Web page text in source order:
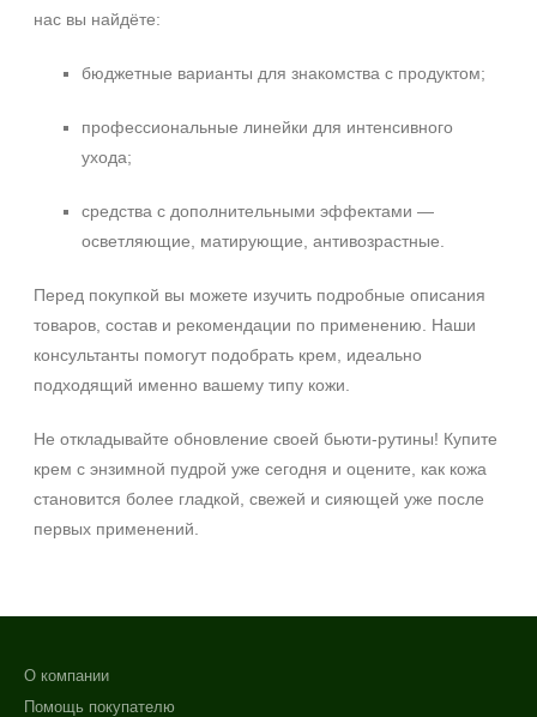
нас вы найдёте:
бюджетные варианты для знакомства с продуктом;
профессиональные линейки для интенсивного
ухода;
средства с дополнительными эффектами —
осветляющие, матирующие, антивозрастные.
Перед покупкой вы можете изучить подробные описания
товаров, состав и рекомендации по применению. Наши
консультанты помогут подобрать крем, идеально
подходящий именно вашему типу кожи.
Не откладывайте обновление своей бьюти‑рутины! Купите
крем с энзимной пудрой уже сегодня и оцените, как кожа
становится более гладкой, свежей и сияющей уже после
первых применений.
О компании
Помощь покупателю